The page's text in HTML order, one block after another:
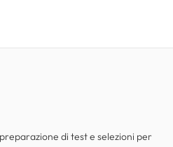
di test e selezioni per